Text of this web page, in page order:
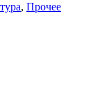
, Прочее